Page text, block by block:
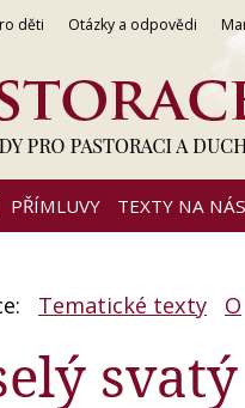
děti Otázky a odpovědi
PŘÍMLUVY TEXTY NA
Tematické texty O